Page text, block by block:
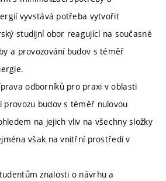
vyvstává potřeba vytvořit
studijní obor reagující na současné
a provozování budov s téměř
odborníků pro praxi v oblasti
provozu budov s téměř nulovou
na jejich vliv na všechny složky
však na vnitřní prostředí v
znalosti o návrhu a